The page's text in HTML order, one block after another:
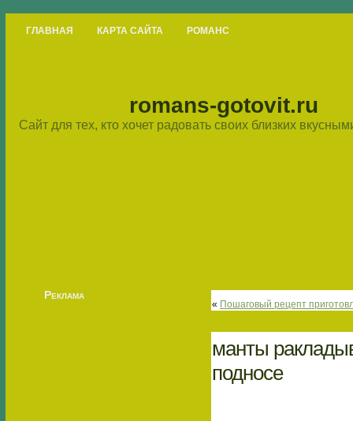
ГЛАВНАЯ КАРТА САЙТА РОМАНС
romans-gotovit.ru
Сайт для тех, кто хочет радовать своих близких
Реклама
« Пошаговый рецепт
манты
подносе